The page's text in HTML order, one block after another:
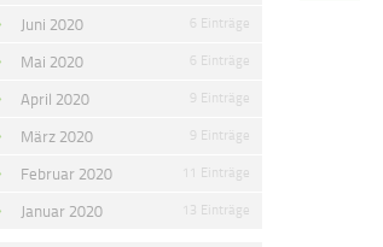
Juni 2020 6 Einträge
Mai 2020 6 Einträge
April 2020 9 Einträge
März 2020 9 Einträge
Februar 2020 11 Einträge
Januar 2020 13 Einträge